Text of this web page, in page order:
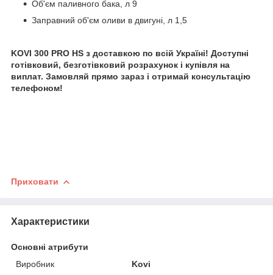
Об'єм паливного бака, л 9
Заправний об'єм оливи в двигуні, л 1,5
KOVI 300 PRO HS з доставкою по всій Україні! Доступні
готівковий, безготівковий розрахунок і купівля на
виплат. Замовляй прямо зараз і отримай консультацію
телефоном!
Приховати
Характеристики
Основні атрибути
Виробник
Kovi